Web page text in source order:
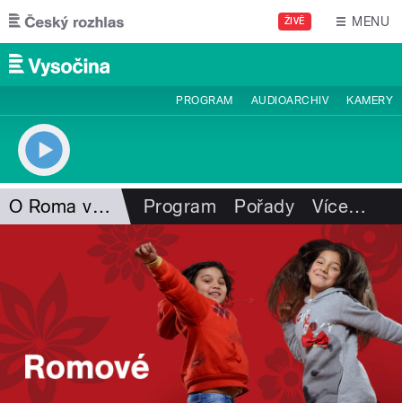
Přejít k hlavnímu obsahu
ŽIVĚ MENU
PROGRAM AUDIOARCHIV KAMERY
O Roma vakeren Program Pořady Více…